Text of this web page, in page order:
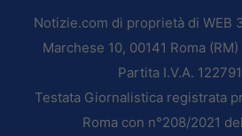
Notizie.com di proprietà di WEB
Marchese 10, 00141 Roma
Partita I.V.A.
Testata Giornalistica registrata
Roma con n°208/2021